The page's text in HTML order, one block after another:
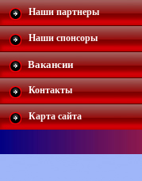
Наши партнеры
Наши спонсоры
Вакансии
Контакты
Карта сайта